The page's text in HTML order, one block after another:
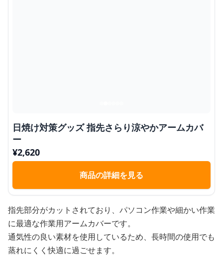
日焼け対策グッズ 指先さらり涼やかアームカバ
ー
¥2,620
商品の詳細を見る
指先部分がカットされており、パソコン作業や細かい作業
に最適な作業用アームカバーです。
通気性の良い素材を使用しているため、長時間の使用でも
蒸れにくく快適に過ごせます。